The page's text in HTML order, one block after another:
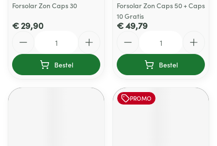
Forsolar Zon Caps 30
€ 29,90
Bestel
Forsolar Zon Caps 50 + Caps
10 Gratis
€ 49,79
Bestel
PROMO